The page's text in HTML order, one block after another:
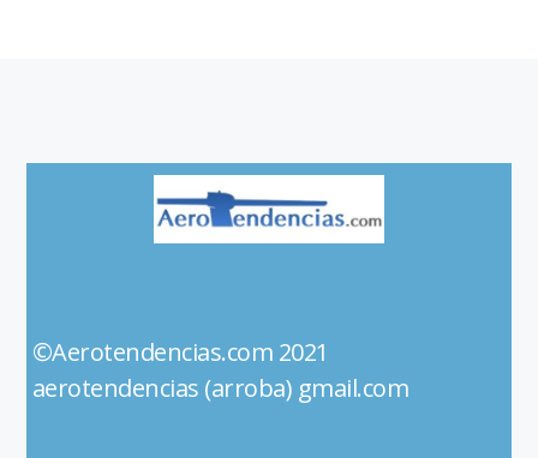
©Aerotendencias.com 2021
aerotendencias (arroba) gmail.com